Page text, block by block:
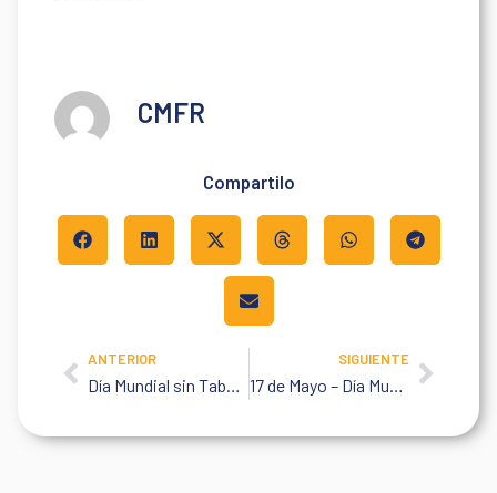
CMFR
Compartilo
Prev
ANTERIOR SIGUIENTENext